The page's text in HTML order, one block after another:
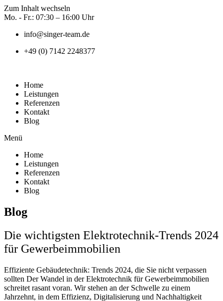
Zum Inhalt wechseln
Mo. - Fr.: 07:30 – 16:00 Uhr
info@singer-team.de
+49 (0) 7142 2248377
Home
Leistungen
Referenzen
Kontakt
Blog
Menü
Home
Leistungen
Referenzen
Kontakt
Blog
Blog
Die wichtigsten Elektrotechnik-Trends 2024
für Gewerbeimmobilien
Effiziente Gebäudetechnik: Trends 2024, die Sie nicht verpassen
sollten Der Wandel in der Elektrotechnik für Gewerbeimmobilien
schreitet rasant voran. Wir stehen an der Schwelle zu einem
Jahrzehnt, in dem Effizienz, Digitalisierung und Nachhaltigkeit